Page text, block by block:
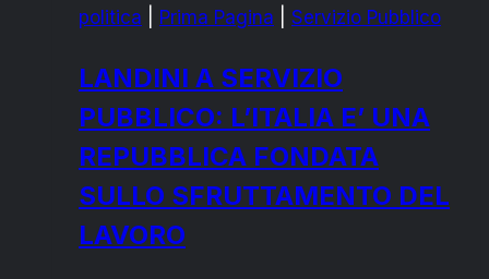
politica
Prima Pagina Servizio Pubblico
LANDINI A SERVIZIO
PUBBLICO: L’ITALIA E’ UNA
REPUBBLICA FONDATA
SULLO SFRUTTAMENTO DEL
LAVORO